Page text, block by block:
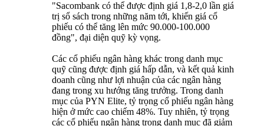
"Sacombank có thể được định giá 1,8-2,0 lần giá
trị sổ sách trong những năm tới, khiến giá cổ
phiếu có thể tăng lên mức 90.000-100.000
đồng", đại diện quỹ kỳ vọng.
Các cổ phiếu ngân hàng khác trong danh mục
quỹ cũng được định giá hấp dẫn, và kết quả kinh
doanh cũng như lợi nhuận của các ngân hàng
đang trong xu hướng tăng trưởng. Trong danh
mục của PYN Elite, tỷ trọng cổ phiếu ngân hàng
hiện ở mức cao chiếm 48%. Tuy nhiên, tỷ trọng
các cổ phiếu ngân hàng trong danh mục đã giảm